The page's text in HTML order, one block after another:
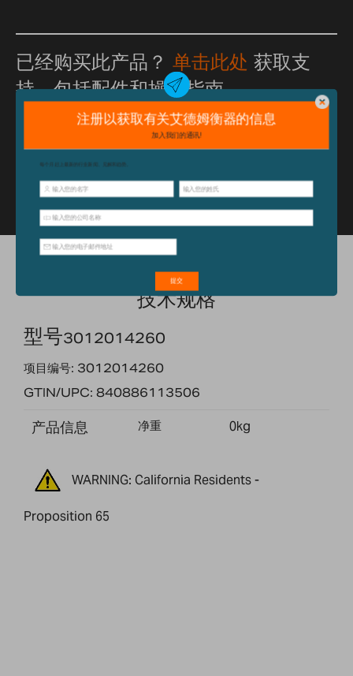
已经购买此产品？ 单击此处 获取支
持，包括配件和操作指南。
技术规格
型号3012014260
项目编号: 3012014260
GTIN/UPC: 840886113506
产品信息 净重 0kg
WARNING: California Residents -
Proposition 65